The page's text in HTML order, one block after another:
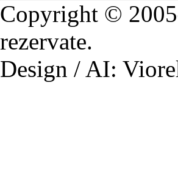
Copyright ©
rezervate.
Design / AI: